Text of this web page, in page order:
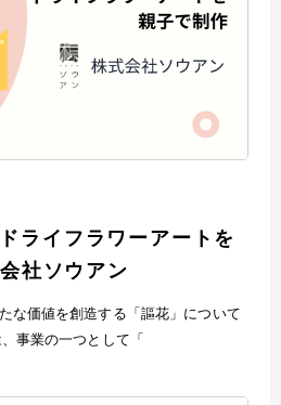
ライフラワーアートを
社ソウアン
な価値を創造する「謳花」について
事業の一つとして「